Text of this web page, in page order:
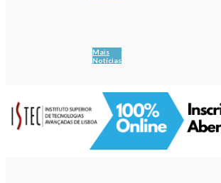
Mais
Notícias